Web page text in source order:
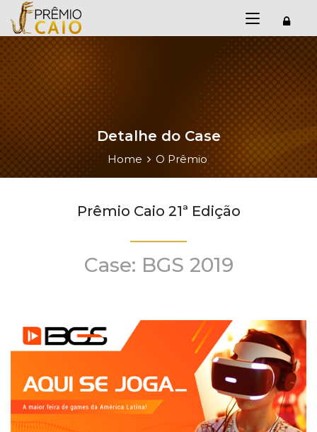
Detalhe do Case
Home O Prêmio
Prêmio Caio 21ª Edição
Case: BGS 2019